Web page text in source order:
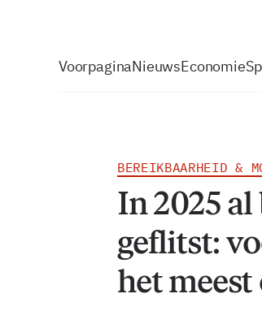
VoorpaginaNieuwsEconomie
BEREIKBAARHEID &
In 2025
geflitst:
het meest